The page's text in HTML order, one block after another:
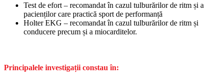
Test de efort – recomandat în cazul tulburărilor de ritm și a
pacienților care practică sport de performanță
Holter EKG – recomandat în cazul tulburărilor de ritm și
conducere precum și a miocarditelor.
Principalele investigații constau în: